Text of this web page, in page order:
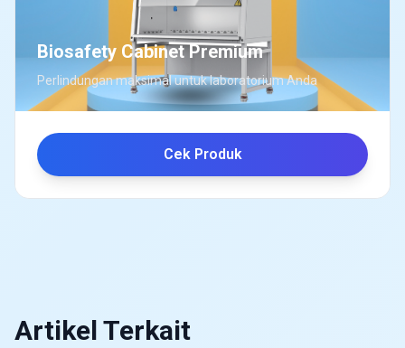
Biosafety Cabinet Premium
Perlindungan maksimal untuk laboratorium Anda
Cek Produk
Artikel Terkait